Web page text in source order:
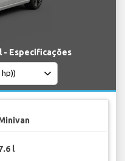
- Especificações
l